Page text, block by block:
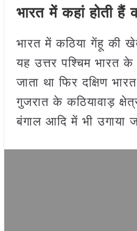
भारत में कहां होती हैं
भारत में कठिया गेंहू की
यह उत्तर पश्चिम भारत
जाता था फिर दक्षिण
गुजरात के कठियावाड़
बंगाल आदि में भी उगाया